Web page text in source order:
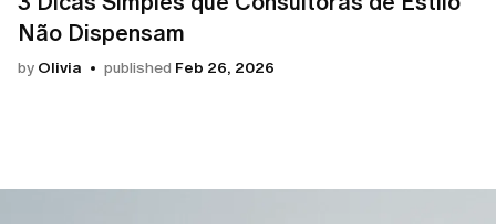
Não Dispensam
by Olivia published Feb 26, 2026